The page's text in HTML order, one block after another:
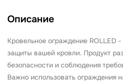
Описание
Кровельное ограждение ROLLED
защиты вашей кровли. Продукт
безопасности и соблюдения
Важно использовать ограждения